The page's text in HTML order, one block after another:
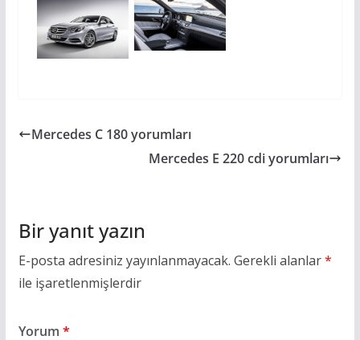
Mercedes C 180 yorumları
Mercedes E 220 cdi yorumları
Bir yanıt yazın
E-posta adresiniz yayınlanmayacak. Gerekli alanlar*
ile işaretlenmişlerdir
Yorum *